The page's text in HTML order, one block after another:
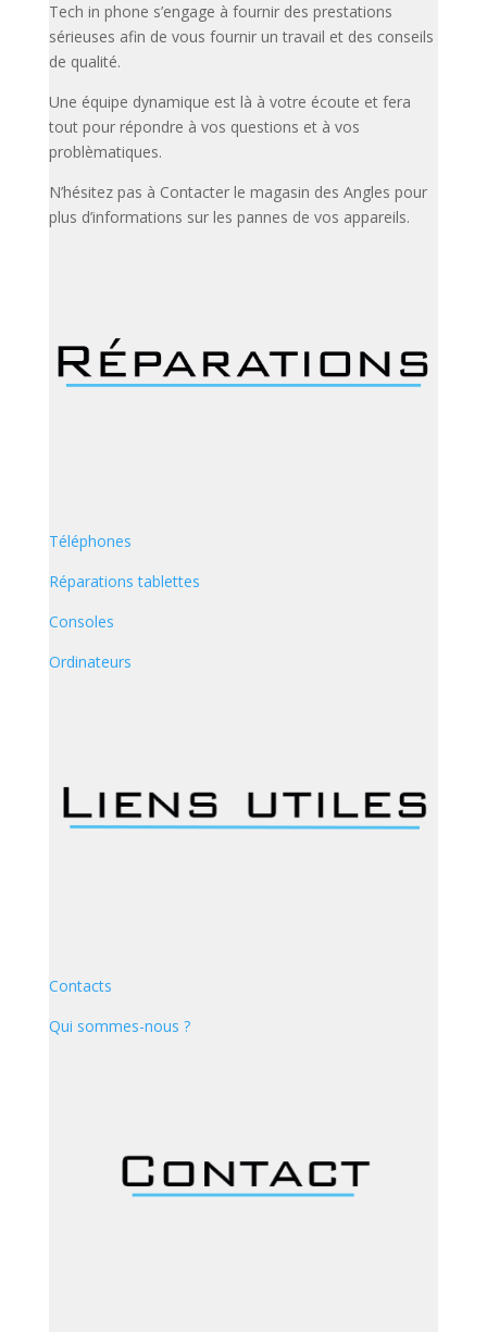
Tech in phone s’engage à fournir des prestations
sérieuses afin de vous fournir un travail et des conseils
de qualité.
Une équipe dynamique est là à votre écoute et fera
tout pour répondre à vos questions et à vos
problèmatiques.
N’hésitez pas à Contacter le magasin des Angles pour
plus d’informations sur les pannes de vos appareils.
Téléphones
Réparations tablettes
Consoles
Ordinateurs
Contacts
Qui sommes-nous ?